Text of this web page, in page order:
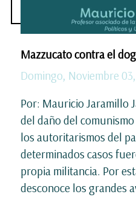
Mazzucato contra el
Domingo, Noviembre
Por: Mauricio Jaramillo
del daño del
los autoritarismos del
determinados casos
propia militancia. Por
desconoce los grandes